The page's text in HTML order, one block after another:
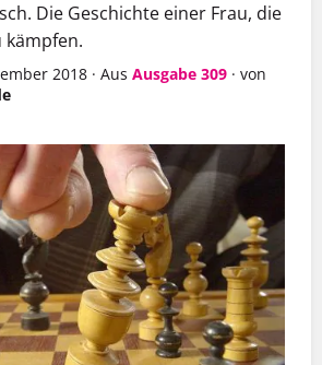
Die Geschichte einer Frau, die
2018 · Aus Ausgabe 309 · von